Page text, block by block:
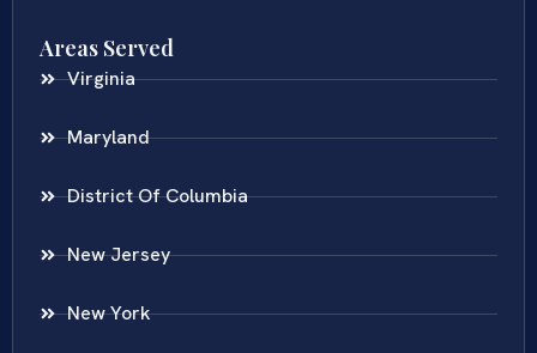
Areas Served
Virginia
Maryland
District Of Columbia
New Jersey
New York